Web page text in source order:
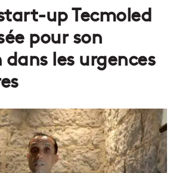
up Tecmoled
pour son
les urgences